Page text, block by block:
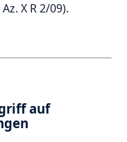
X R 2/09).
auf